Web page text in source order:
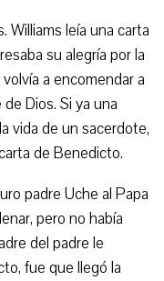
Williams leía una carta
su alegría por la
a encomendar a
Dios. Si ya una
vida de un sacerdote,
de Benedicto.
padre Uche al Papa
pero no había
del padre le
fue que llegó la